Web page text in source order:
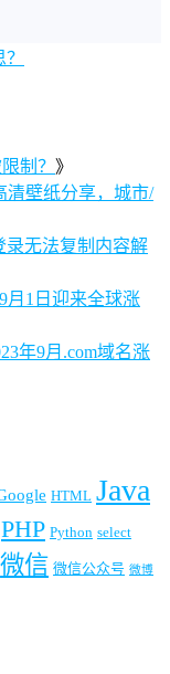
制？ 》
清壁纸分享，城市/
录无法复制内容解
月1日迎来全球涨
年9月.com域名涨
HTML Java
PHP Python select
微信 微信公众号 微博